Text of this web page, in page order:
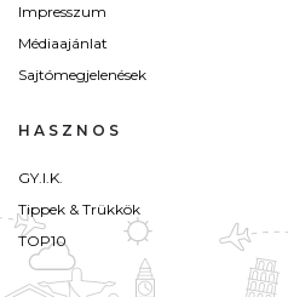
Impresszum
Médiaajánlat
Sajtómegjelenések
HASZNOS
GY.I.K.
Tippek & Trükkök
TOP10